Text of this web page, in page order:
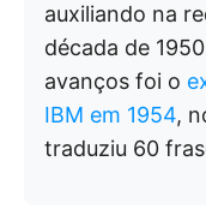
auxiliando na
década de
avanços foi o
IBM em 1954,
traduziu 60